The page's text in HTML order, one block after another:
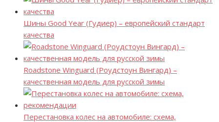
Шины Good Year (Гудиер) – европейский стандарт
качества
Roadstone Winguard (Роудстоун Вингард) –
качественная модель для русской зимы
Перестановка колес на автомобиле: схема,